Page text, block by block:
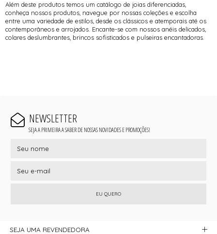
Além deste produtos temos um catálogo de joias diferenciadas,
conheça nossos produtos, navegue por nossas coleções e escolha
entre uma variedade de estilos, desde os clássicos e atemporais até os
contemporâneos e arrojados. Encante-se com nossos anéis delicados,
colares deslumbrantes, brincos sofisticados e pulseiras encantadoras.
NEWSLETTER
SEJA A PRIMEIRA A SABER DE NOSSAS NOVIDADES E PROMOÇÕES!
EU QUERO
SEJA UMA REVENDEDORA